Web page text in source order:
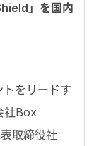
」を国内
をリードす
社Box
取締役社